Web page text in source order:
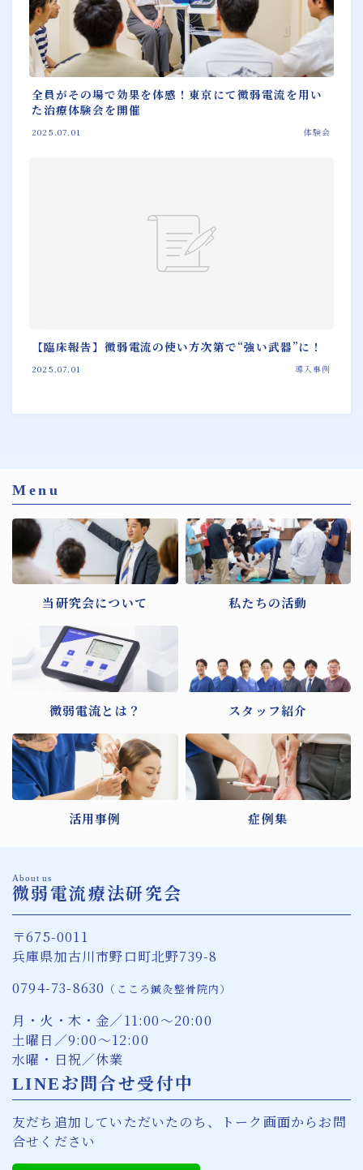
全員がその場で効果を体感！東京にて微弱電流を用い
た治療体験会を開催
2025.07.01 体験会
【臨床報告】微弱電流の使い方次第で“強い武器”に！
2025.07.01 導入事例
Menu
当研究会について 私たちの活動
微弱電流とは？ スタッフ紹介
活用事例 症例集
About us
微弱電流療法研究会
〒675-0011
兵庫県加古川市野口町北野739-8
0794-73-8630 （こころ鍼灸整骨院内）
月・火・木・金／11:00〜20:00
土曜日／9:00〜12:00
水曜・日祝／休業
LINEお問合せ受付中
友だち追加していただいたのち、トーク画面からお問
合せください